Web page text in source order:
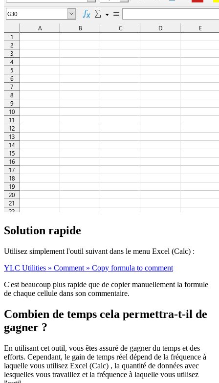
Solution rapide
Utilisez simplement l'outil suivant dans le menu Excel (Calc) :
YLC Utilities » Comment » Copy formula to comment
C'est beaucoup plus rapide que de copier manuellement la formule
de chaque cellule dans son commentaire.
Combien de temps cela permettra-t-il de
gagner ?
En utilisant cet outil, vous êtes assuré de gagner du temps et des
efforts. Cependant, le gain de temps réel dépend de la fréquence à
laquelle vous utilisez Excel (Calc) , la quantité de données avec
lesquelles vous travaillez et la fréquence à laquelle vous utilisez